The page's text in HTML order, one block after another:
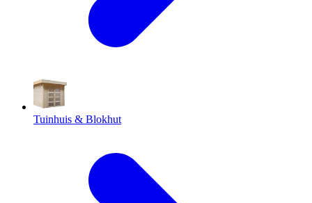
Tuinhuis & Blokhut